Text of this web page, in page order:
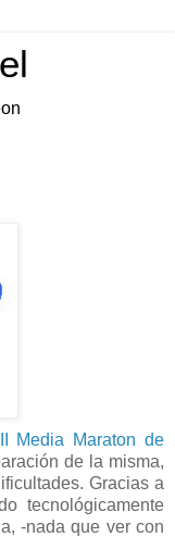
II Media Maraton de
de la misma,
Gracias a
tecnológicamente
-nada que ver con